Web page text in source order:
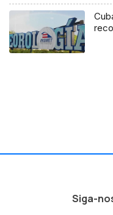
Siga-